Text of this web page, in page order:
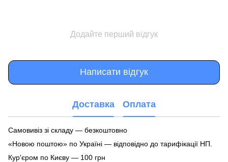
Додайте перший відгук
Написати відгук
Доставка Оплата
Самовивіз зі складу — безкоштовно
«Новою поштою» по Україні — відповідно до тарифікації НП.
Кур'єром по Києву — 100 грн